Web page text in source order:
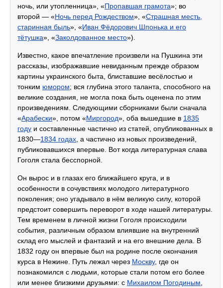
ночь, или утопленница», «Пропавшая грамота»; во
второй — «Ночь перед Рождеством», «Страшная месть,
старинная быль», «Иван Фёдорович Шпонька и его
тётушка», «Заколдованное место»).
Известно, какое впечатление произвели на Пушкина эти
рассказы, изображавшие невиданным прежде образом
картины украинского быта, блиставшие весёлостью и
тонким юмором; вся глубина этого таланта, способного на
великие создания, не могла пока быть оценена по этим
произведениям. Следующими сборниками были сначала
«Арабески», потом «Миргород», оба вышедшие в 1835
году и составленные частично из статей, опубликованных в
1830—1834 годах , а частично из новых произведений,
публиковавшихся впервые. Вот когда литературная слава
Гоголя стала бесспорной.
Он вырос и в глазах его ближайшего круга, и в
особенности в сочувствиях молодого литературного
поколения; оно угадывало в нём великую силу, которой
предстоит совершить переворот в ходе нашей литературы.
Тем временем в личной жизни Гоголя происходили
события, различным образом влиявшие на внутренний
склад его мыслей и фантазий и на его внешние дела. В
1832 году он впервые был на родине после окончания
курса в Нежине. Путь лежал через Москву, где он
познакомился с людьми, которые стали потом его более
или менее близкими друзьями: с Михаилом Погодиным